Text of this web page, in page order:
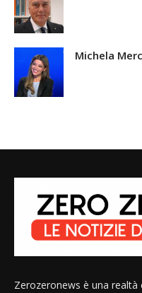
Michela
Zerozeronews è una